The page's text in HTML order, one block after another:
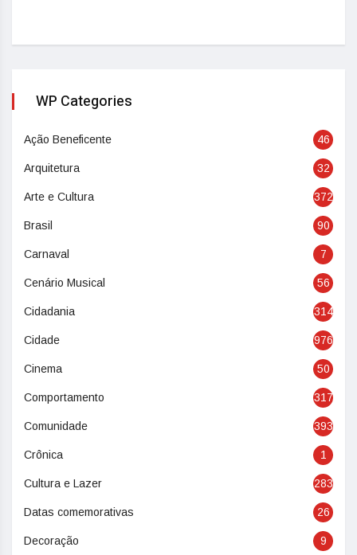
WP Categories
Ação Beneficente 46
Arquitetura 32
Arte e Cultura 372
Brasil 90
Carnaval 7
Cenário Musical 56
Cidadania 314
Cidade 976
Cinema 50
Comportamento 317
Comunidade 393
Crônica 1
Cultura e Lazer 283
Datas comemorativas 26
Decoração 9